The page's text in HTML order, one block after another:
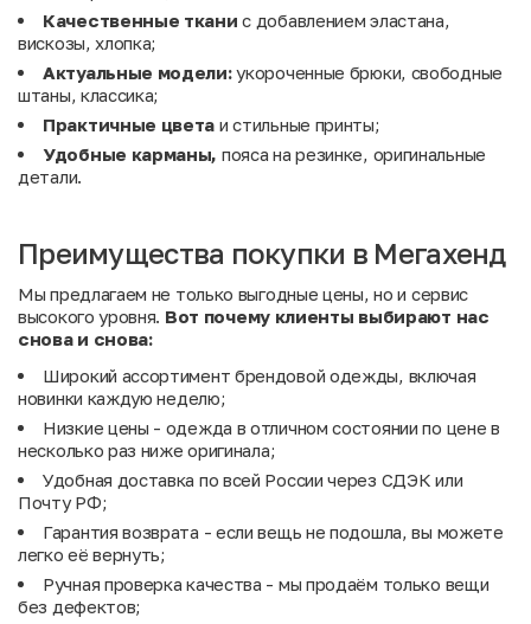
Качественные ткани с добавлением эластана,
вискозы, хлопка;
Актуальные модели:укороченные брюки, свободные
штаны, классика;
Практичные цвета и стильные принты;
Удобные карманы, пояса на резинке, оригинальные
детали.
Преимущества покупки в Мегахенд
Мы предлагаем не только выгодные цены, но и сервис
высокого уровня. Вот почему клиенты выбирают нас
снова и снова:
Широкий ассортимент брендовой одежды, включая
новинки каждую неделю;
Низкие цены - одежда в отличном состоянии по цене в
несколько раз ниже оригинала;
Удобная доставка по всей России через СДЭК или
Почту РФ;
Гарантия возврата - если вещь не подошла, вы можете
легко её вернуть;
Ручная проверка качества - мы продаём только вещи
без дефектов;